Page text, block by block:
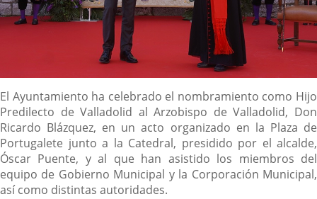
Descripción
El Ayuntamiento ha celebrado el nombramiento como Hijo
Predilecto de Valladolid al Arzobispo de Valladolid, Don
Ricardo Blázquez, en un acto organizado en la Plaza de
Portugalete junto a la Catedral, presidido por el alcalde,
Óscar Puente, y al que han asistido los miembros del
equipo de Gobierno Municipal y la Corporación Municipal,
así como distintas autoridades.